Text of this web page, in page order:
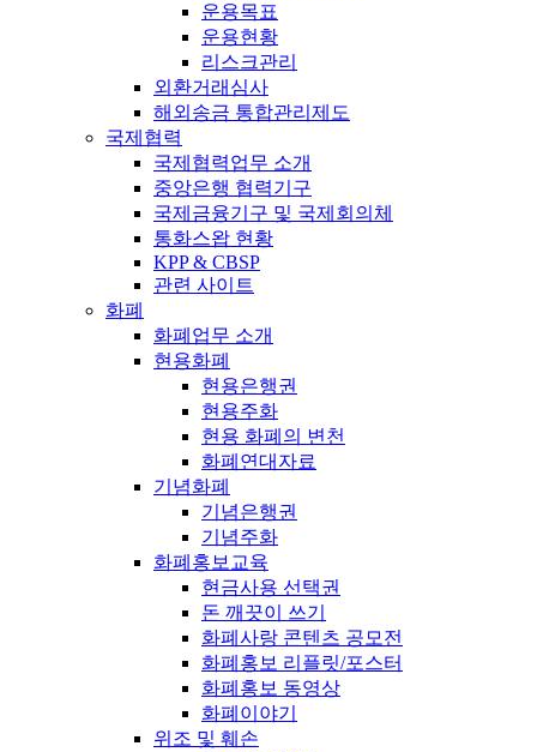
운용목표
운용현황
리스크관리
외환거래심사
해외송금 통합관리제도
국제협력
국제협력업무 소개
중앙은행 협력기구
국제금융기구 및 국제회의체
통화스왑 현황
KPP & CBSP
관련 사이트
화폐
화폐업무 소개
현용화폐
현용은행권
현용주화
현용 화폐의 변천
화폐연대자료
기념화폐
기념은행권
기념주화
화폐홍보교육
현금사용 선택권
돈 깨끗이 쓰기
화폐사랑 콘텐츠 공모전
화폐홍보 리플릿/포스터
화폐홍보 동영상
화폐이야기
위조 및 훼손